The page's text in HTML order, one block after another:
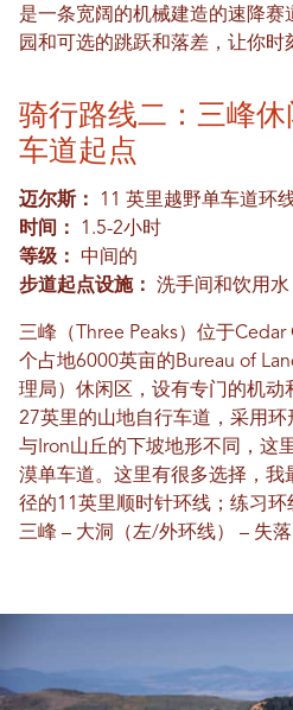
是一条宽阔的机械建造的速降
园和可选的跳跃和落差，让你时
骑行路线二：三峰
车道起点
迈尔斯：
11 英里越野单车道环
时间：
1.5-2小时
等级：
中间的
步道起点设施：
洗手间和饮用水
三峰（Three Peaks）位于
个占地6000英亩的Bureau of
理局）休闲区，设有专门的机动
27英里的山地自行车道，采用
与Iron山丘的下坡地形不同，这
漠单车道。这里有很多选择，我
径的11英里顺时针环线；练习环
三峰 – 大洞（左/外环线） – 失落